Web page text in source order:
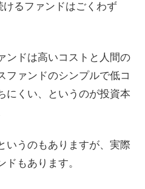
るファンドはごくわず
ンドは高いコストと人間の
ファンドのシンプルで低コ
にくい、というのが投資本
いうのもありますが、実際
もあります。